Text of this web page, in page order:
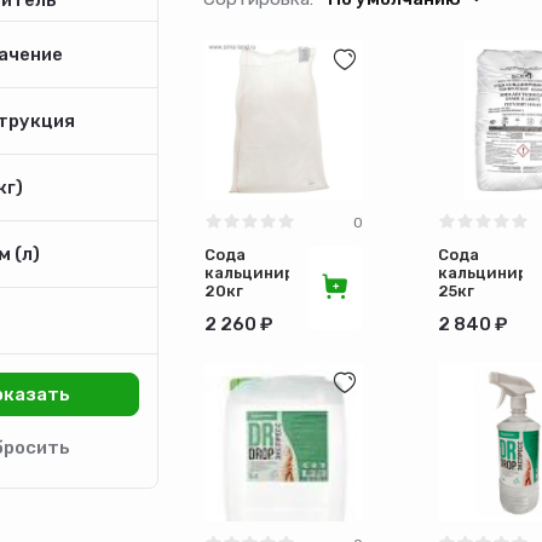
(л)
0
Сода
кальцинированная
20кг
2 260 ₽
Сода
25кг
2 840 ₽